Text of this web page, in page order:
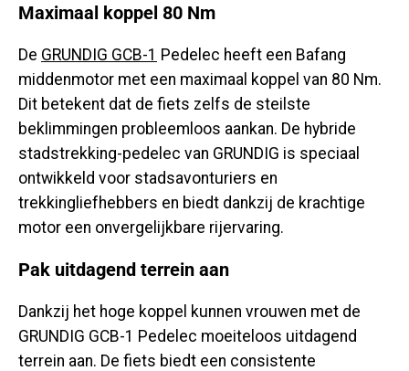
Maximaal koppel 80 Nm
De GRUNDIG GCB-1 Pedelec heeft een Bafang
middenmotor met een maximaal koppel van 80 Nm.
Dit betekent dat de fiets zelfs de steilste
beklimmingen probleemloos aankan. De hybride
stadstrekking-pedelec van GRUNDIG is speciaal
ontwikkeld voor stadsavonturiers en
trekkingliefhebbers en biedt dankzij de krachtige
motor een onvergelijkbare rijervaring.
Pak uitdagend terrein aan
Dankzij het hoge koppel kunnen vrouwen met de
GRUNDIG GCB-1 Pedelec moeiteloos uitdagend
terrein aan. De fiets biedt een consistente